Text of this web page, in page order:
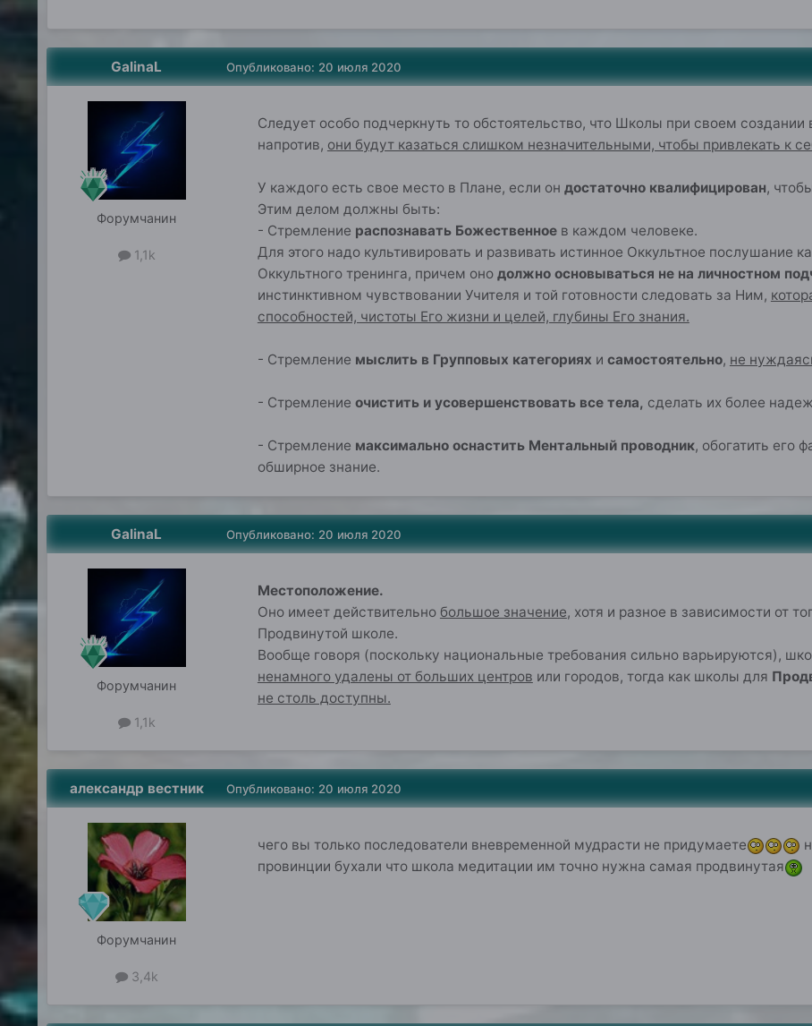
GalinaL
Форумчанин
1,1k
Опубликовано: 20 июля 2020
Следует особо подчеркнуть то обстоятельство, что Школы при своем создании
напротив, они будут казаться слишком незначительными, чтобы привлекать к
У каждого есть свое место в Плане, если он достаточно квалифицирован,
Этим делом должны быть:
- Стремление распознавать Божественноев каждом человеке.
Для этого надо культивировать и развивать истинное Оккультное
Оккультного тренинга, причем оно должно основываться не на личностном
инстинктивном чувствовании Учителя и той готовности следовать за Ним,
способностей, чистоты Его жизни и целей, глубины Его знания.
- Стремление мыслить в Групповых категориях и самостоятельно, не
- Стремление очистить и усовершенствовать все тела, сделать их более
- Стремление максимально оснастить Ментальный проводник, обогатить его
обширное знание.
GalinaL
Форумчанин
1,1k
Опубликовано: 20 июля 2020
Местоположение.
Оно имеет действительно большое значение, хотя и разное в зависимости от
Продвинутой школе.
Вообще говоря (поскольку национальные требования сильно варьируются),
ненамного удалены от больших центров или городов, тогда как школы для
не столь доступны.
александр вестник
Форумчанин
3,4k
Опубликовано: 20 июля 2020
чего вы только последователи вневременной мудрасти не придумаете
провинции бухали что школа медитации им точно нужна самая продвинутая